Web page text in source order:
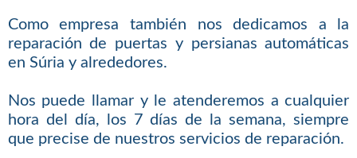
Como empresa también nos dedicamos a la
reparación de puertas y persianas automáticas
en Súria y alrededores.
Nos puede llamar y le atenderemos a cualquier
hora del día, los 7 días de la semana, siempre
que precise de nuestros servicios de reparación.